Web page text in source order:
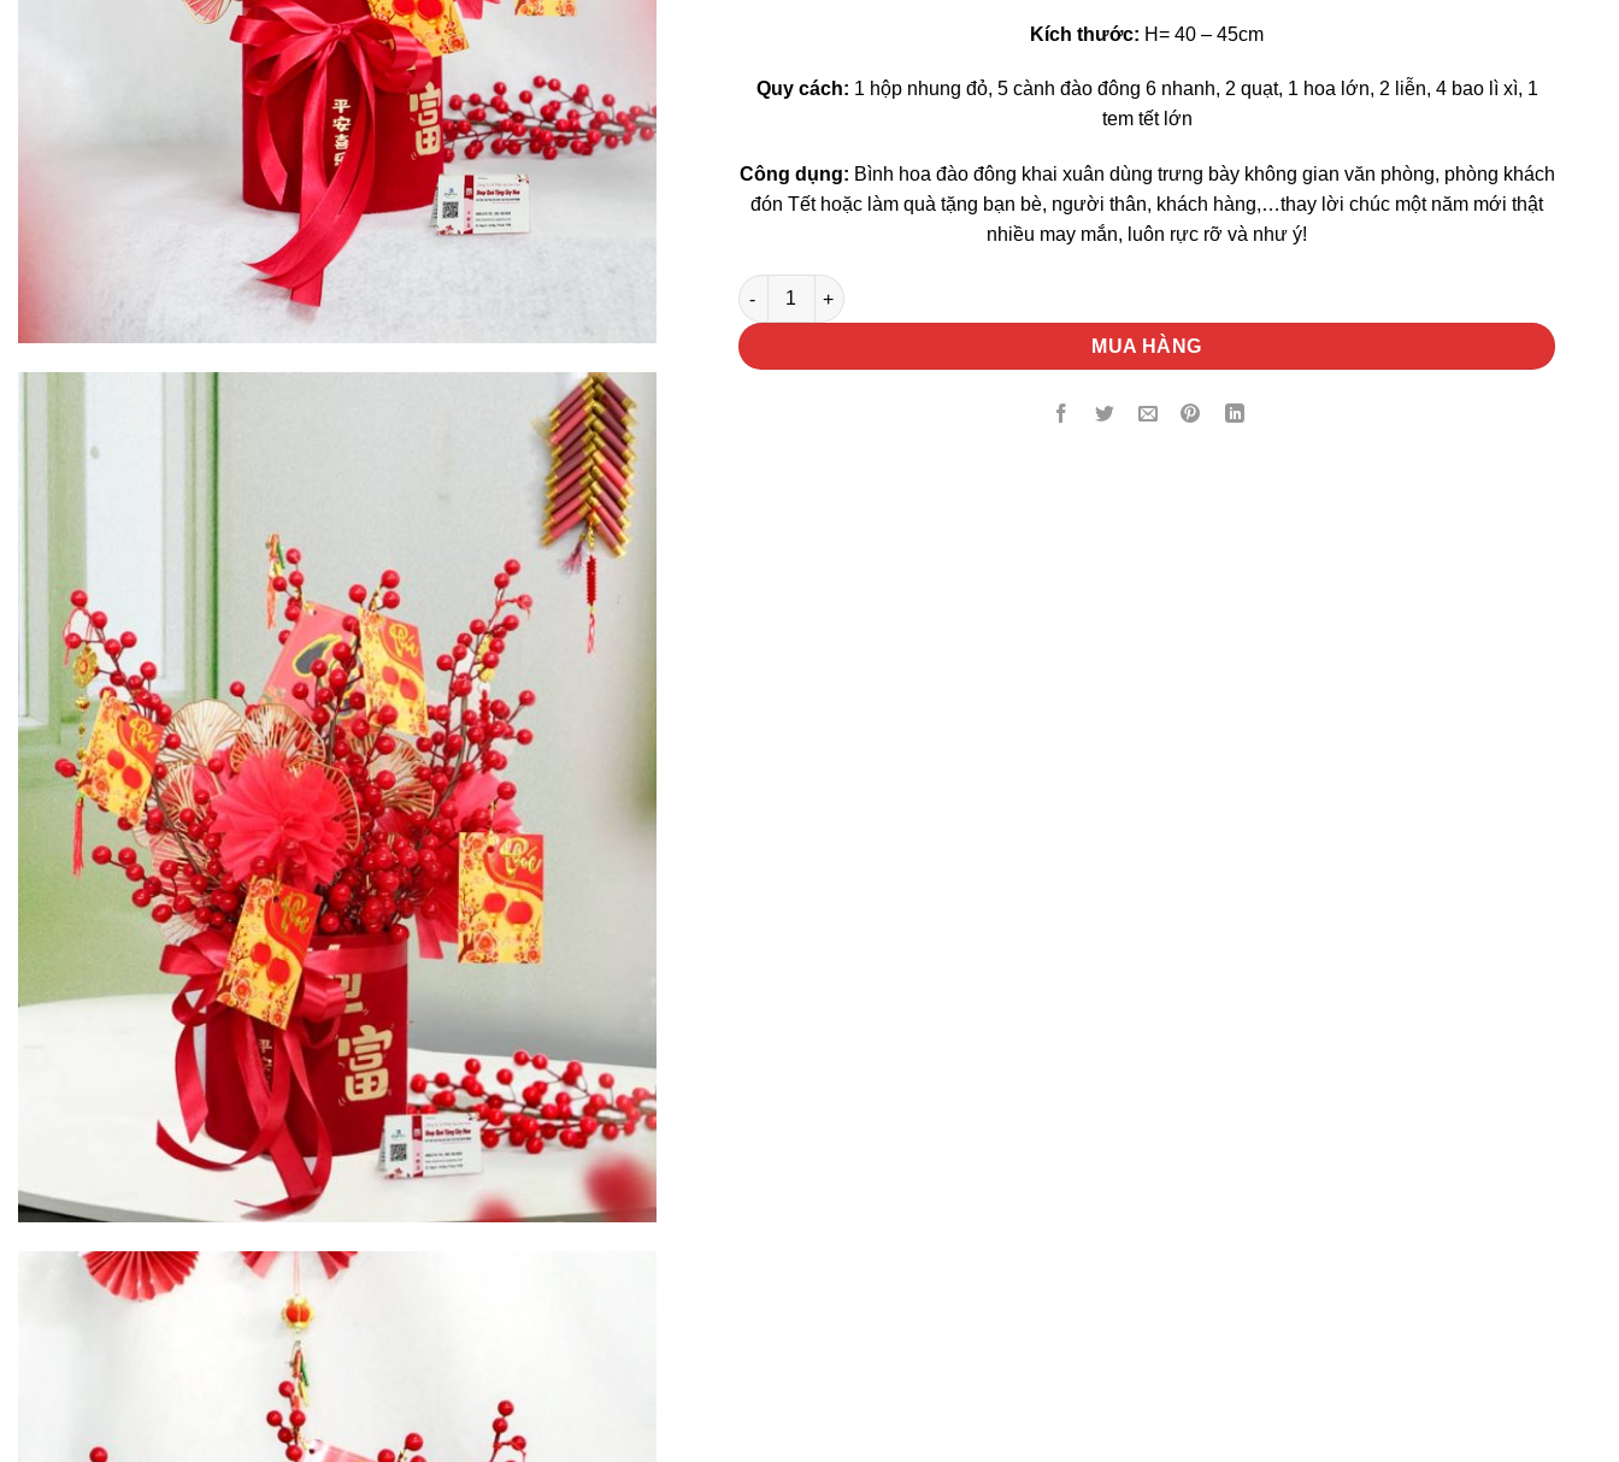
Kích thước: H= 40 – 45cm
Quy cách: 1 hộp nhung đỏ, 5 cành đào đông 6 nhanh, 2 quạt, 1 hoa lớn, 2 liễn, 4 bao lì xì, 1
tem tết lớn
Công dụng: Bình hoa đào đông khai xuân dùng trưng bày không gian văn phòng, phòng khách
đón Tết hoặc làm quà tặng bạn bè, người thân, khách hàng,…thay lời chúc một năm mới thật
nhiều may mắn, luôn rực rỡ và như ý!
Bình Hoa Đào Đông Khai Xuân số lượng
MUA HÀNG